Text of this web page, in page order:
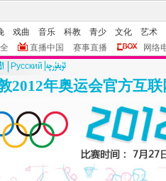
戏曲 音乐 科教 青少 文化
艺术
直播中国 赛事直播
网络
Pусский
2012年奥运会官方互